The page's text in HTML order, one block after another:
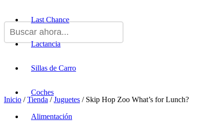
Last Chance
Lactancia
Sillas de Carro
Coches
Alimentación
Inicio /Tienda /Juguetes / Skip Hop Zoo What’s for Lunch?